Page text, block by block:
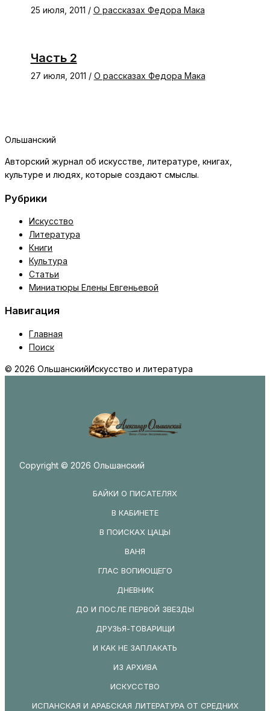
25 июля, 2011 / О рассказах Федора Мака
Часть 2
27 июля, 2011 / О рассказах Федора Мака
Ольшанский
Авторский журнал об искусстве, литературе, книгах,
культуре и людях, которые создают смыслы.
Рубрики
Искусство
Литература
Книги
Культура
Статьи
Миниатюры Елены Евгеньевой
Навигация
Главная
Поиск
© 2026 ОльшанскийИскусство и литература
Copyright © 2026 Ольшанский
БАЙКИ О ПИСАТЕЛЯХ
В КАБИНЕТЕ
В ПОИСКАХ ЦАЦЫ
ВАНЯ
ГЛАС ВОПИЮЩЕГО
ДНЕВНИК
ДО И ПОСЛЕ ПЕРВОЙ ЗВЕЗДЫ
ДРУЗЬЯ-ТОВАРИЩИ
И КАК НЕ ЗАПЛАКАТЬ
ИЗ АРХИВА
ИСКУССТВО
ИСПАНСКАЯ И АРАБСКАЯ ЛИТЕРАТУРА ОТ СРЕДНИХ